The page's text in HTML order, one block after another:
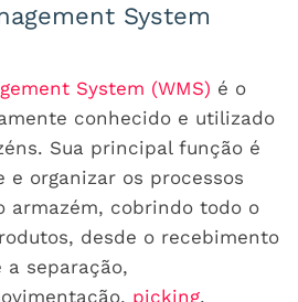
System
System (WMS) é o
conhecido e utilizado
Sua principal função é
e organizar os processos
armazém, cobrindo todo o
desde o recebimento
separação,
picking,